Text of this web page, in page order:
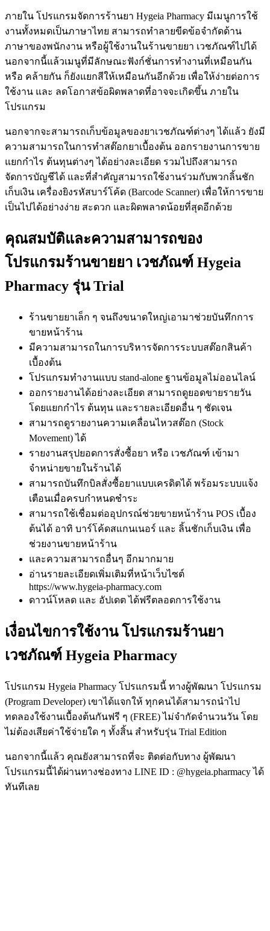
ภายใน โปรแกรมจัดการร้านยา Hygeia Pharmacy มีเมนูการใช้
งานทั้งหมดเป็นภาษาไทย สามารถทำลายขีดข้อจำกัดด้าน
ภาษาของพนักงาน หรือผู้ใช้งานในร้านขายยา เวชภัณฑ์ไปได้
นอกจากนี้แล้วเมนูที่มีลักษณะฟังก์ชั่นการทำงานที่เหมือนกัน
หรือ คล้ายกัน ก็ยังแยกสีให้เหมือนกันอีกด้วย เพื่อให้ง่ายต่อการ
ใช้งาน และ ลดโอกาสข้อผิดพลาดที่อาจจะเกิดขึ้น ภายใน
โปรแกรม
นอกจากจะสามารถเก็บข้อมูลของยาเวชภัณฑ์ต่างๆ ได้แล้ว ยังมี
ความสามารถในการทำสต๊อกยาเบื้องต้น ออกรายงานการขาย
แยกกำไร ต้นทุนต่างๆ ได้อย่างละเอียด รวมไปถึงสามารถ
จัดการบัญชีได้ และที่สำคัญสามารถใช้งานร่วมกับพวกลิ้นชัก
เก็บเงิน เครื่องยิงรหัสบาร์โค้ด (Barcode Scanner) เพื่อให้การขาย
เป็นไปได้อย่างง่าย สะดวก และผิดพลาดน้อยที่สุดอีกด้วย
คุณสมบัติและความสามารถของ
โปรแกรมร้านขายยา เวชภัณฑ์ Hygeia
Pharmacy รุ่น Trial
ร้านขายยาเล็ก ๆ จนถึงขนาดใหญ่เอามาช่วยบันทึกการ
ขายหน้าร้าน
มีความสามารถในการบริหารจัดการระบบสต๊อกสินค้า
เบื้องต้น
โปรแกรมทำงานแบบ stand-alone ฐานข้อมูลไม่ออนไลน์
ออกรายงานได้อย่างละเอียด สามารถดูยอดขายรายวัน
โดยแยกกำไร ต้นทุน และรายละเอียดอื่น ๆ ชัดเจน
สามารถดูรายงานความเคลื่อนไหวสต๊อก (Stock
Movement) ได้
รายงานสรุปยอดการสั่งซื้อยา หรือ เวชภัณฑ์ เข้ามา
จำหน่ายขายในร้านได้
สามารถบันทึกบิลสั่งซื้อยาแบบเครดิตได้ พร้อมระบบแจ้ง
เตือนเมื่อครบกำหนดชำระ
สามารถใช้เชื่อมต่ออุปกรณ์ช่วยขายหน้าร้าน POS เบื้อง
ต้นได้ อาทิ บาร์โค้ดสแกนเนอร์ และ ลิ้นชักเก็บเงิน เพื่อ
ช่วยงานขายหน้าร้าน
และความสามารถอื่นๆ อีกมากมาย
อ่านรายละเอียดเพิ่มเติมที่หน้าเว็บไซต์
https://www.hygeia-pharmacy.com
ดาวน์โหลด และ อัปเดต ได้ฟรีตลอดการใช้งาน
เงื่อนไขการใช้งาน โปรแกรมร้านยา
เวชภัณฑ์ Hygeia Pharmacy
โปรแกรม Hygeia Pharmacy โปรแกรมนี้ ทางผู้พัฒนา โปรแกรม
(Program Developer) เขาได้แจกให้ ทุกคนได้สามารถนำไป
ทดลองใช้งานเบื้องต้นกันฟรี ๆ (FREE) ไม่จำกัดจำนวนวัน โดย
ไม่ต้องเสียค่าใช้จ่ายใด ๆ ทั้งสิ้น สำหรับรุ่น Trial Edition
นอกจากนี้แล้ว คุณยังสามารถที่จะ ติดต่อกับทาง ผู้พัฒนา
โปรแกรมนี้ได้ผ่านทางช่องทาง LINE ID : @hygeia.pharmacy ได้
ทันทีเลย